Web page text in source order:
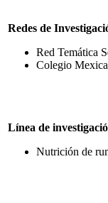
Redes de
Red Temática
Colegio
Línea de
Nutrición de